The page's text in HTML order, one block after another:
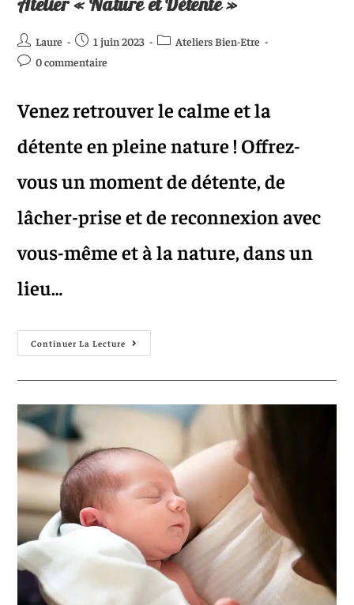
Laure 1 juin 2023
Ateliers Bien-Etre
0 commentaire
Venez retrouver le calme et la
détente en pleine nature ! Offrez-
vous un moment de détente, de
lâcher-prise et de reconnexion avec
vous-même et à la nature, dans un
lieu…
Continuer La Lecture